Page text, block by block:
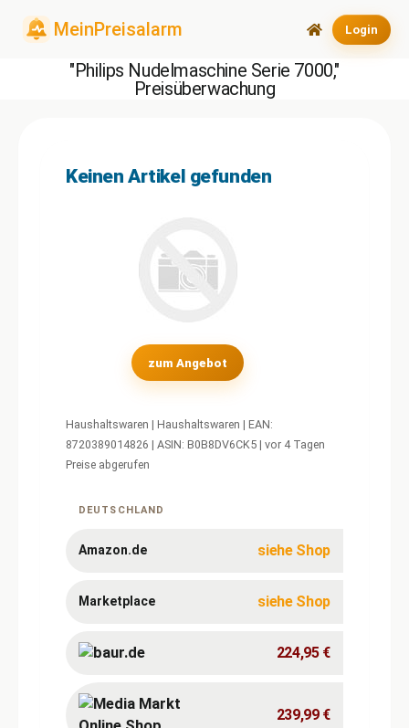
Login
"Philips Nudelmaschine Serie 7000,"
Preisüberwachung
Keinen Artikel gefunden
zum Angebot
Haushaltswaren | Haushaltswaren | EAN:
8720389014826 | ASIN: B0B8DV6CK5 | vor 4 Tagen
Preise abgerufen
für
Serie
DEUTSCHLAND
Amazon.de siehe Shop
Marketplace siehe Shop
224,95 €
239,99 €